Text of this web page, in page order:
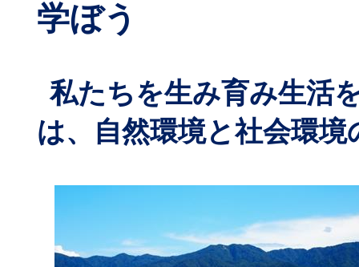
学ぼう
私たちを生み育み生活
は、自然環境と社会環